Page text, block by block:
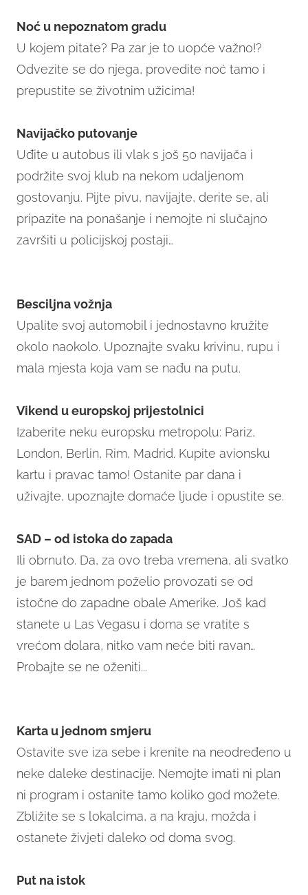
Noć u nepoznatom gradu
U kojem pitate? Pa zar je to uopće važno!?
Odvezite se do njega, provedite noć tamo i
prepustite se životnim užicima!
Navijačko putovanje
Uđite u autobus ili vlak s još 50 navijača i
podržite svoj klub na nekom udaljenom
gostovanju. Pijte pivu, navijajte, derite se, ali
pripazite na ponašanje i nemojte ni slučajno
završiti u policijskoj postaji…
Besciljna vožnja
Upalite svoj automobil i jednostavno kružite
okolo naokolo. Upoznajte svaku krivinu, rupu i
mala mjesta koja vam se nađu na putu.
Vikend u europskoj prijestolnici
Izaberite neku europsku metropolu: Pariz,
London, Berlin, Rim, Madrid. Kupite avionsku
kartu i pravac tamo! Ostanite par dana i
uživajte, upoznajte domaće ljude i opustite se.
SAD – od istoka do zapada
Ili obrnuto. Da, za ovo treba vremena, ali svatko
je barem jednom poželio provozati se od
istočne do zapadne obale Amerike. Još kad
stanete u Las Vegasu i doma se vratite s
vrećom dolara, nitko vam neće biti ravan…
Probajte se ne oženiti...
Karta u jednom smjeru
Ostavite sve iza sebe i krenite na neodređeno u
neke daleke destinacije. Nemojte imati ni plan
ni program i ostanite tamo koliko god možete.
Zbližite se s lokalcima, a na kraju, možda i
ostanete živjeti daleko od doma svog.
Put na istok